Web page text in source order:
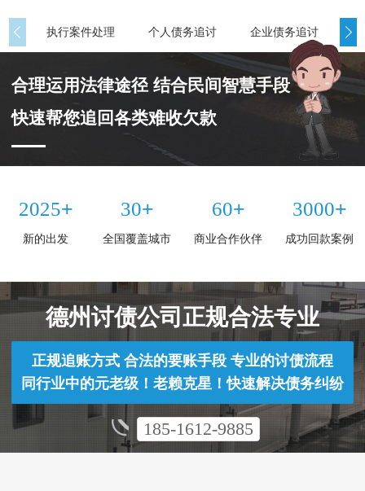
执行案件处理 个人债务追讨 企业债务追讨
合理运用法律途径 结合民间智慧手段
快速帮您追回各类难收欠款
2025+
新的出发
30+
全国覆盖城市
60+
商业合作伙伴
3000+
成功回款案例
德州讨债公司正规合法专业
正规追账方式 合法的要账手段 专业的讨债流程
同行业中的元老级！老赖克星！快速解决债务纠纷
185-1612-9885